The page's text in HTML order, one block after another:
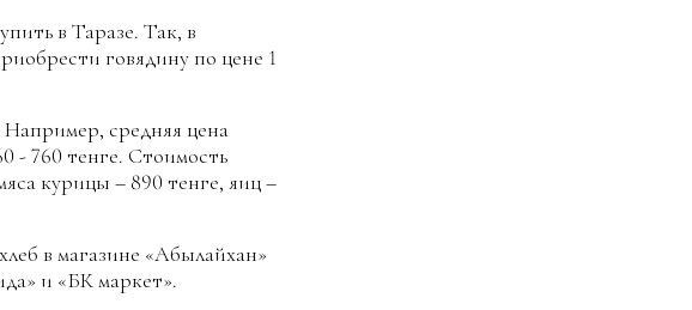
в Таразе. Так, в
говядину по цене 1
средняя цена
- 760 тенге. Стоимость
курицы – 890 тенге, яиц –
в магазине «Абылайхан»
и «БК маркет».